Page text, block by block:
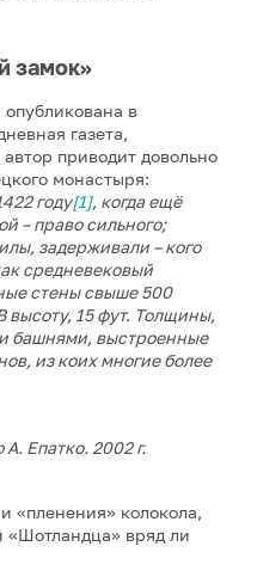
замок»
опубликована в
газета,
приводит довольно
монастыря:
году[1], когда ещё
– право сильного;
задерживали – кого
средневековый
стены свыше 500
высоту, 15 фут. Толщины,
башнями, выстроенные
из коих многие более
Епатко. 2002 г.
«пленения» колокола,
«Шотландца» вряд ли